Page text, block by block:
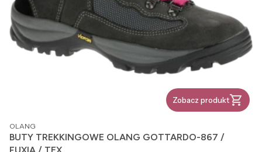
Zobacz produkt
PRODUCENT
OLANG
BUTY TREKKINGOWE OLANG GOTTARDO-867 /